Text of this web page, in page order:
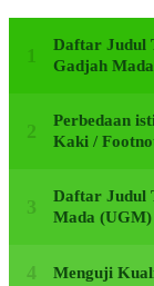
Daftar Judul
Gadjah
Perbedaan
Kaki /
Daftar Judul
Mada (UGM)
Menguji